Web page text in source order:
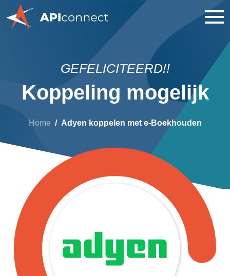
GEFELICITEERD!!
Koppeling mogelijk
Home Adyen koppelen met e-Boekhouden